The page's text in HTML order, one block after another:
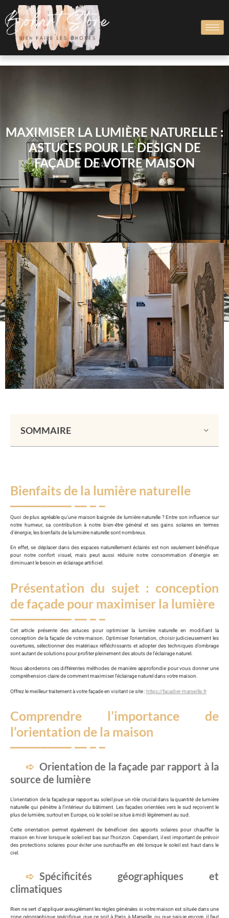
MAXIMISER LA LUMIÈRE NATURELLE :
ASTUCES POUR LE DESIGN DE
FAÇADE DE VOTRE MAISON
SOMMAIRE
Bienfaits de la lumière naturelle
Quoi de plus agréable qu’une maison baignée de lumière naturelle ? Entre son influence sur
notre humeur, sa contribution à notre bien-être général et ses gains solaires en termes
d’énergie, les bienfaits de la lumière naturelle sont nombreux.
En effet, se déplacer dans des espaces naturellement éclairés est non seulement bénéfique
pour notre confort visuel, mais peut aussi réduire notre consommation d’énergie en
diminuant le besoin en éclairage artificiel.
Présentation du sujet : conception
de façade pour maximiser la lumière
Cet article présente des astuces pour optimiser la lumière naturelle en modifiant la
conception de la façade de votre maison. Optimiser l’orientation, choisir judicieusement les
ouvertures, sélectionner des matériaux réfléchissants et adopter des techniques d’ombrage
sont autant de solutions pour profiter pleinement des atouts de l’éclairage naturel.
Nous aborderons ces différentes méthodes de manière approfondie pour vous donner une
compréhension claire de comment maximiser l’éclairage naturel dans votre maison.
Offrez le meilleur traitement à votre façade en visitant ce site :https://facadier-marseille.fr
Comprendre l’importance de
l’orientation de la maison
Orientation de la façade par rapport à la
source de lumière
L’orientation de la façade par rapport au soleil joue un rôle crucial dans la quantité de lumière
naturelle qui pénètre à l’intérieur du bâtiment. Les façades orientées vers le sud reçoivent le
plus de lumière, surtout en Europe, où le soleil se situe à midi légèrement au sud.
Cette orientation permet également de bénéficier des apports solaires pour chauffer la
maison en hiver lorsque le soleil est bas sur l’horizon. Cependant, il est important de prévoir
des protections solaires pour éviter une surchauffe en été lorsque le soleil est haut dans le
ciel.
Spécificités géographiques et
climatiques
Rien ne sert d’appliquer aveuglément les règles générales si votre maison est située dans une